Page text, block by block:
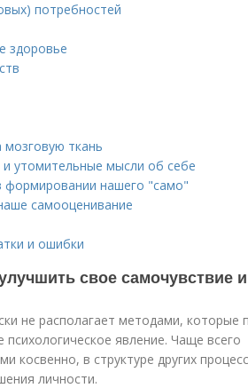
потребностей
здоровье
ткань
и утомительные мысли об себе
формировании нашего "само"
самооценивание
и ошибки
свое самочувствие и
не располагает методами, которые
явление. Чаще всего
косвенно, в структуре других
личности.